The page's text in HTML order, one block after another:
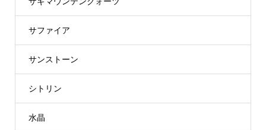
サファイア
サンストーン
シトリン
水晶